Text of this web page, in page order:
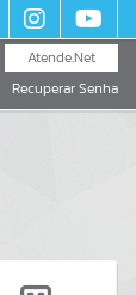
Atende.Net
Recuperar Senha